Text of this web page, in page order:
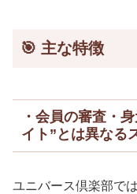
🎯 主な特徴
・会員の審査・
イト”とは異なる
ユニバース倶楽部で